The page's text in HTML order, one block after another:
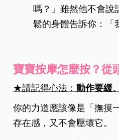
嗎？」雖然他不會說
鬆的身體告訴你：「
寶寶按摩怎麼按？從
★請記得心法：動作要緩
你的力道應該像是「撫摸
存在感，又不會壓壞它。